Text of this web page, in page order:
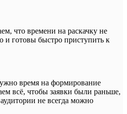
что времени на раскачку не
и готовы быстро приступить к
время на формирование
всё, чтобы заявки были раньше,
не всегда можно